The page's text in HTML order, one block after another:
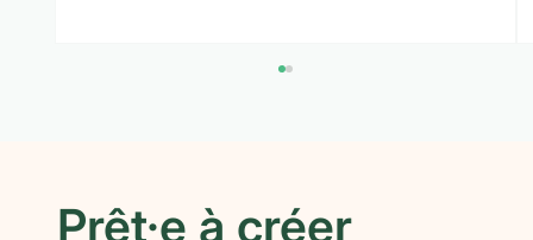
Prêt·e à créer